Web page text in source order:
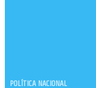
POLÍTICA NACIONAL